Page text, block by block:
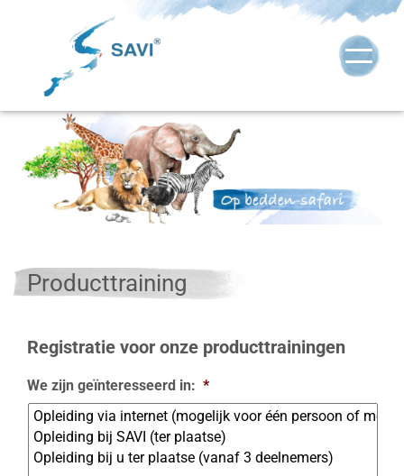
Producttraining
Registratie voor onze producttrainingen
We zijn geïnteresseerd in: *